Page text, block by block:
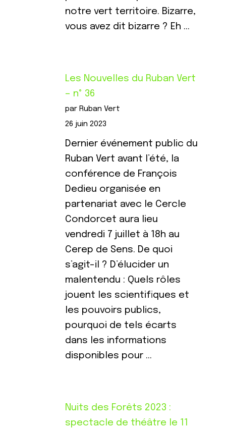
notre vert territoire. Bizarre,
vous avez dit bizarre ? Eh …
Les Nouvelles du Ruban Vert
– n° 36
par Ruban Vert
26 juin 2023
Dernier événement public du
Ruban Vert avant l’été, la
conférence de François
Dedieu organisée en
partenariat avec le Cercle
Condorcet aura lieu
vendredi 7 juillet à 18h au
Cerep de Sens. De quoi
s’agit-il ? D’élucider un
malentendu : Quels rôles
jouent les scientifiques et
les pouvoirs publics,
pourquoi de tels écarts
dans les informations
disponibles pour …
Nuits des Forêts 2023 :
spectacle de théâtre le 11